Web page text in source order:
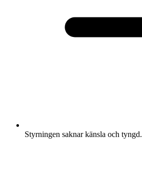
Styrningen saknar känsla och tyngd.